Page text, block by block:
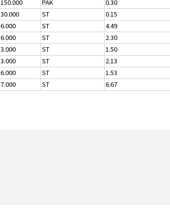
150.000 PAK 0.30
30.000 ST 0.15
6.000 ST 4.49
6.000 ST 2.30
3.000 ST 1.50
3.000 ST 2.13
6.000 ST 1.53
7.000 ST 6.67